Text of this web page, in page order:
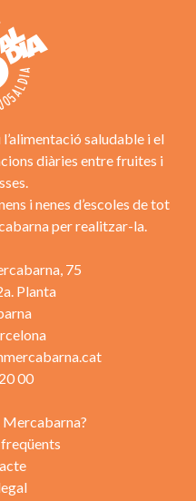
saludable i el
diàries entre fruites i
i nenes d’escoles de tot
per realitzar-la.
75
Planta
00